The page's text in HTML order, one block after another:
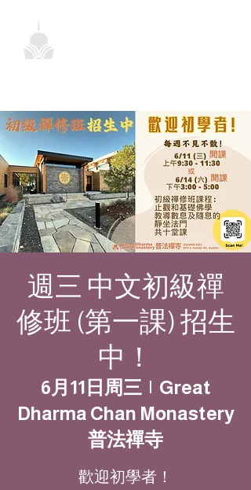
週三 中文初級禪
修班 (第一課) 招生
中！
6月11日周三
  |
Great
Dharma Chan Monastery
普法禪寺
歡迎初學者！